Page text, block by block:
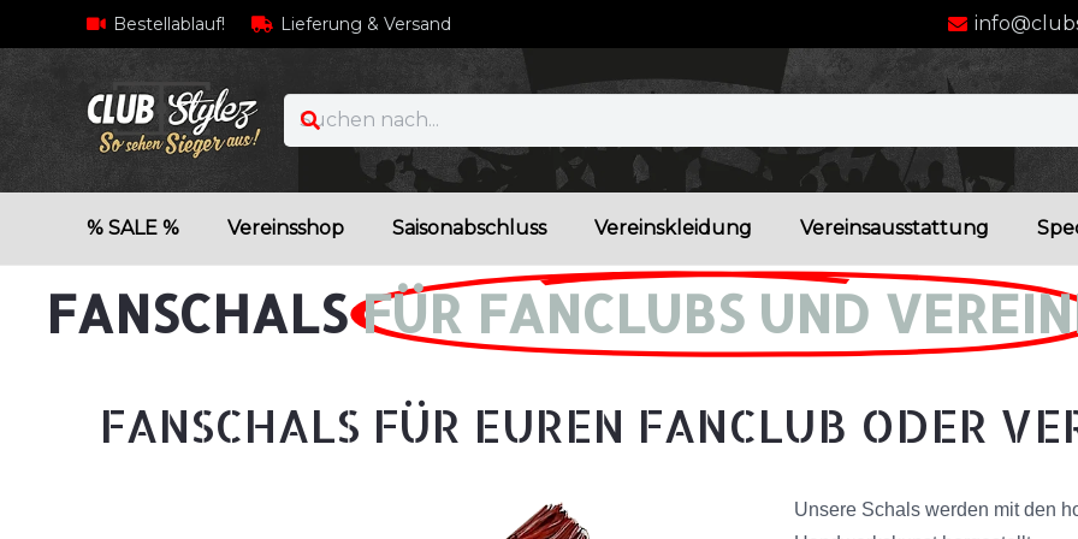
Bestellablauf! Lieferung & Versand
% SALE % Vereinsshop Saisonabschluss Vereinskleidung Vereinsausstattung
FANSCHALS FÜR FANCLUBS UND
FANSCHALS FÜR EUREN FANCLUB ODER
Unsere Schals werden mit den